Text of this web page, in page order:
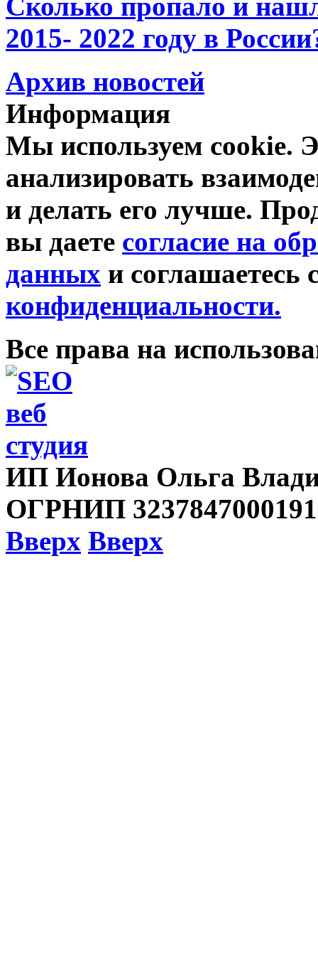
2015- 2022 году в
Архив новостей
Информация
Мы используем cookie.
анализировать
и делать его лучше.
вы даете согласие на
данных и соглашаетесь
конфиденциальности.
Все права на
ИП Ионова Ольга
ОГРНИП
Вверх Вверх